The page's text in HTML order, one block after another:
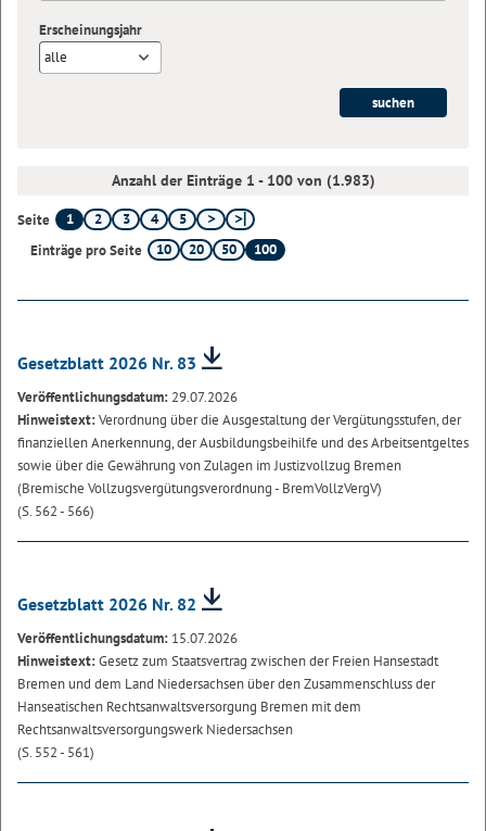
Erscheinungsjahr
alle
Anzahl der Einträge 1 - 100 von (1.983)
Seite 1 2 3 4
5
Einträge pro Seite
10 20 50 100
Gesetzblatt 2026 Nr. 83
Veröffentlichungsdatum: 29.07.2026
Hinweistext:Verordnung über die Ausgestaltung der Vergütungsstufen, der
finanziellen Anerkennung, der Ausbildungsbeihilfe und des Arbeitsentgeltes
sowie über die Gewährung von Zulagen im Justizvollzug Bremen
(Bremische Vollzugsvergütungsverordnung - BremVollzVergV)
(S. 562 - 566)
Gesetzblatt 2026 Nr. 82
Veröffentlichungsdatum: 15.07.2026
Hinweistext:Gesetz zum Staatsvertrag zwischen der Freien Hansestadt
Bremen und dem Land Niedersachsen über den Zusammenschluss der
Hanseatischen Rechtsanwaltsversorgung Bremen mit dem
Rechtsanwaltsversorgungswerk Niedersachsen
(S. 552 - 561)